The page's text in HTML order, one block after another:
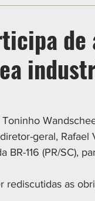
geral, Rafael
116 (PR/SC),
rediscutidas as